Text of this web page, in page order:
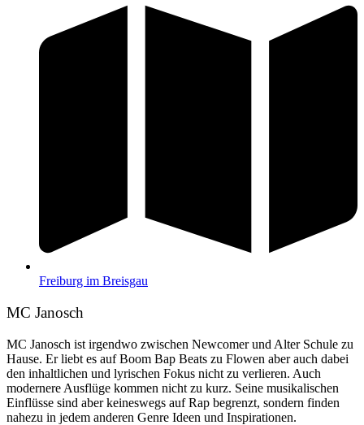
Freiburg im Breisgau
MC Janosch
MC Janosch ist irgendwo zwischen Newcomer und Alter Schule zu
Hause. Er liebt es auf Boom Bap Beats zu Flowen aber auch dabei
den inhaltlichen und lyrischen Fokus nicht zu verlieren. Auch
modernere Ausflüge kommen nicht zu kurz. Seine musikalischen
Einflüsse sind aber keineswegs auf Rap begrenzt, sondern finden
nahezu in jedem anderen Genre Ideen und Inspirationen.